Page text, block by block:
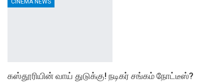
கஸ்தூரியின் வாய் துடுக்கு! நடிகர் சங்கம் நோட்டீஸ்?